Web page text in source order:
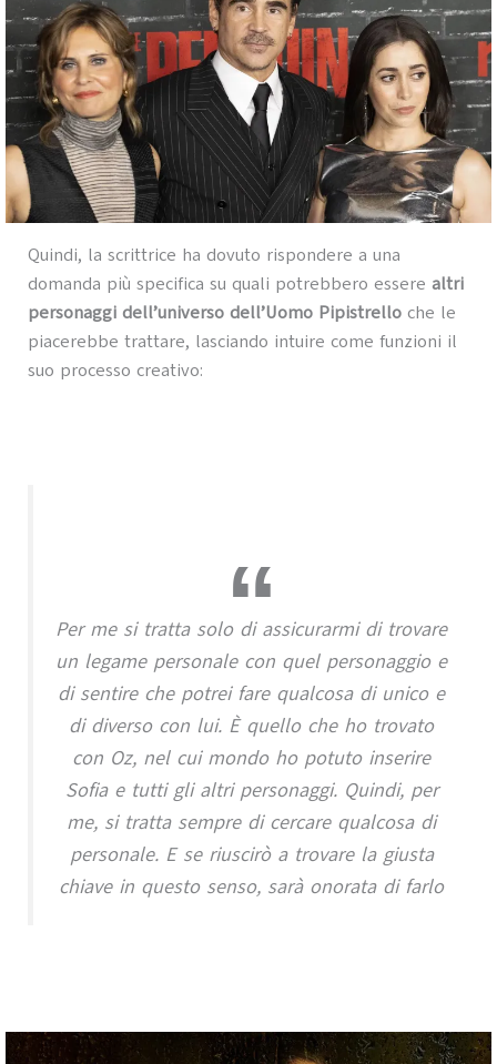
Quindi, la scrittrice ha dovuto rispondere a una
domanda più specifica su quali potrebbero essere altri
personaggi dell’universo dell’Uomo Pipistrelloche le
piacerebbe trattare, lasciando intuire come funzioni il
suo processo creativo:
Per me si tratta solo di assicurarmi di trovare
un legame personale con quel personaggio e
di sentire che potrei fare qualcosa di unico e
di diverso con lui. È quello che ho trovato
con Oz, nel cui mondo ho potuto inserire
Sofia e tutti gli altri personaggi. Quindi, per
me, si tratta sempre di cercare qualcosa di
personale. E se riuscirò a trovare la giusta
chiave in questo senso, sarà onorata di farlo